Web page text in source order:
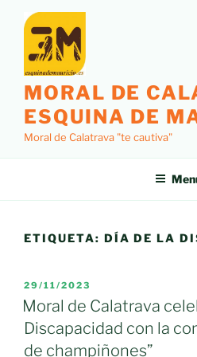
contenido
MORAL DE
ESQUINA DE
Moral de Calatrava "te cautiva"
ETIQUETA: DÍA DE LA
PUBLICADO
EL
29/11/2023
Moral de Calatrava
Discapacidad con la
de champiñones”